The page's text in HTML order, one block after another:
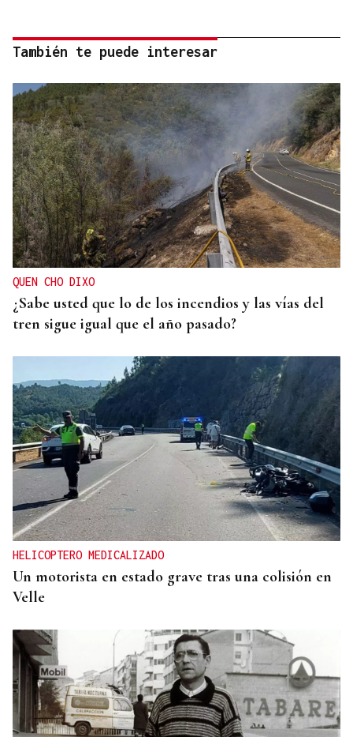
También te puede interesar
QUEN CHO DIXO
¿Sabe usted que lo de los incendios y las vías del
tren sigue igual que el año pasado?
HELICOPTERO MEDICALIZADO
Un motorista en estado grave tras una colisión en
Velle